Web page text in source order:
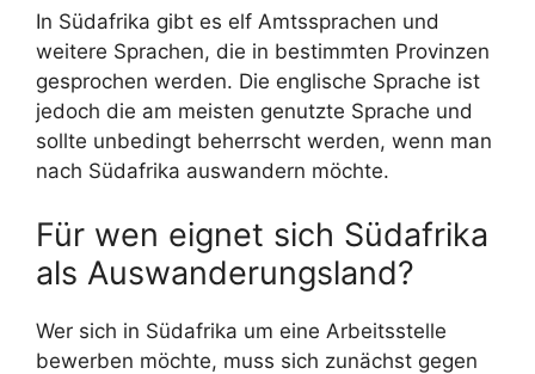
In Südafrika gibt es elf Amtssprachen und
weitere Sprachen, die in bestimmten Provinzen
gesprochen werden. Die englische Sprache ist
jedoch die am meisten genutzte Sprache und
sollte unbedingt beherrscht werden, wenn man
nach Südafrika auswandern möchte.
Für wen eignet sich Südafrika
als Auswanderungsland?
Wer sich in Südafrika um eine Arbeitsstelle
bewerben möchte, muss sich zunächst gegen